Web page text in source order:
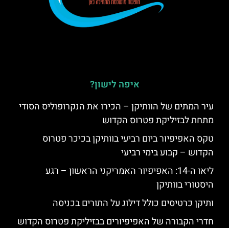
איפה לישון?
עיר המתים של הוותיקן – הכירו את הנקרופוליס הסודי
מתחת לבזיליקת פטרוס הקדוש
טקס האפיפיור ביום רביעי בוותיקן בכיכר פטרוס
הקדוש – קבוע בימי רביעי
ליאו ה-14: האפיפיור האמריקני הראשון – רגע
היסטורי בוותיקן
ותיקן כרטיסים כולל דילוג על התורים בכניסה
חדרי הקבורה של האפיפיורים בבזיליקת פטרוס הקדוש